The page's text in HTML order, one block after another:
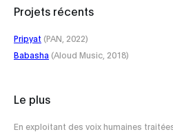
Projets récents
Pripyat (PAN, 2022)
Babasha (Aloud Music, 2018)
Le plus
En exploitant des voix humaines